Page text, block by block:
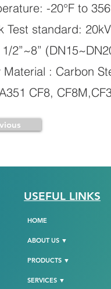
-20°F to
Test standard: 20kV
2”~8”
Material : Carbon
CF8,
USEFUL LINKS
HOME
ABOUT US ▼
PRODUCTS ▼
SERVICES ▼